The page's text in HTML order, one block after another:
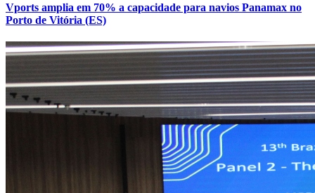
Vports amplia em 70% a capacidade para navios Panamax no
Porto de Vitória (ES)